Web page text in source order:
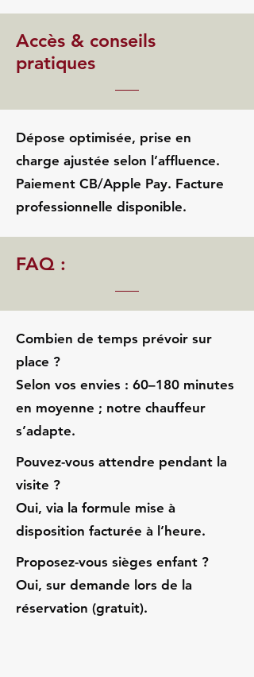
Accès & conseils
pratiques
Dépose optimisée, prise en
charge ajustée selon l’affluence.
Paiement CB/Apple Pay. Facture
professionnelle disponible.
FAQ :
Combien de temps prévoir sur
place ?
Selon vos envies : 60–180 minutes
en moyenne ; notre chauffeur
s’adapte.
Pouvez-vous attendre pendant la
visite ?
Oui, via la formule mise à
disposition facturée à l’heure.
Proposez-vous sièges enfant ?
Oui, sur demande lors de la
réservation (gratuit).